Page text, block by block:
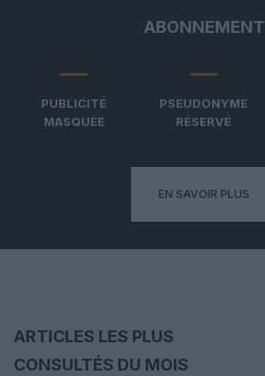
ABONNEMENT
PUBLICITÉ
MASQUÉE
PSEUDONYME
RÉSERVÉ
EN SAVOIR PLUS
ARTICLES LES PLUS
CONSULTÉS DU MOIS